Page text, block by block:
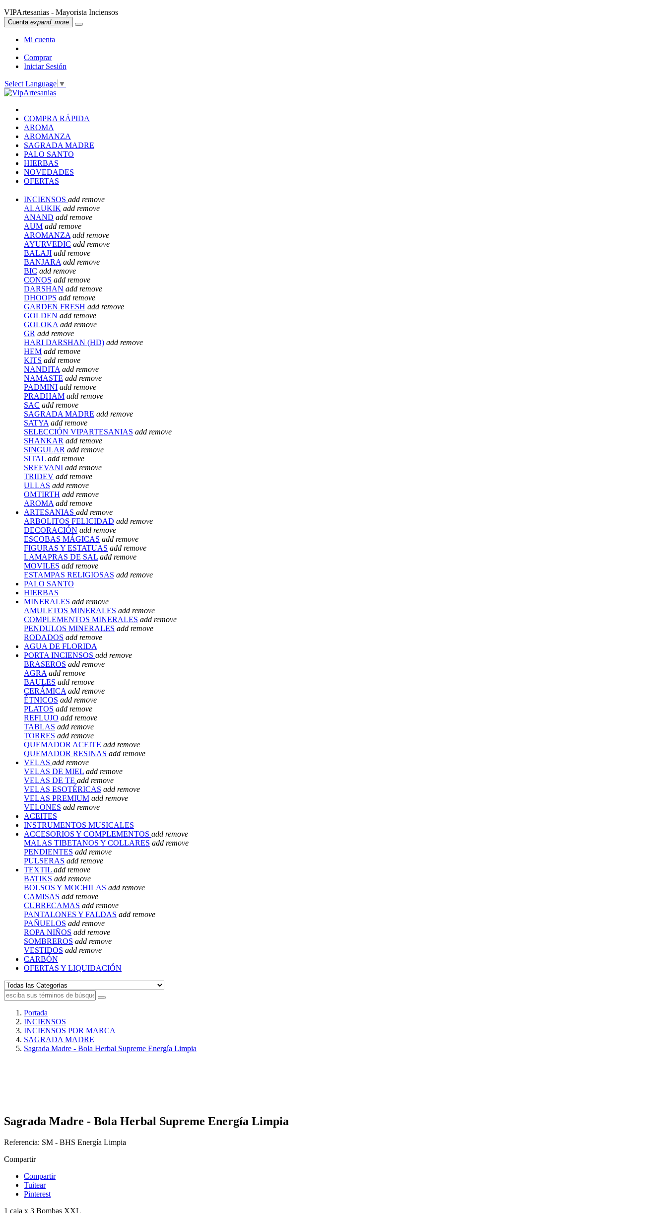
VIPArtesanias - Mayorista Inciensos
Cuenta expand_more
Mi cuenta
Comprar
Iniciar Sesión
Select Language ▼
COMPRA RÁPIDA
AROMA
AROMANZA
SAGRADA MADRE
PALO SANTO
HIERBAS
NOVEDADES
OFERTAS
INCIENSOS add remove
ALAUKIK add remove
ANAND add remove
AUM add remove
AROMANZA add remove
AYURVEDIC add remove
BALAJI add remove
BANJARA add remove
BIC add remove
CONOS add remove
DARSHAN add remove
DHOOPS add remove
GARDEN FRESH add remove
GOLDEN add remove
GOLOKA add remove
GR add remove
HARI DARSHAN (HD) add remove
HEM add remove
KITS add remove
NANDITA add remove
NAMASTE add remove
PADMINI add remove
PRADHAM add remove
SAC add remove
SAGRADA MADRE add remove
SATYA add remove
SELECCIÓN VIPARTESANIAS add remove
SHANKAR add remove
SINGULAR add remove
SITAL add remove
SREEVANI add remove
TRIDEV add remove
ULLAS add remove
OMTIRTH add remove
AROMA add remove
ARTESANIAS add remove
ARBOLITOS FELICIDAD add remove
DECORACIÓN add remove
ESCOBAS MÁGICAS add remove
FIGURAS Y ESTATUAS add remove
LAMAPRAS DE SAL add remove
MOVILES add remove
ESTAMPAS RELIGIOSAS add remove
PALO SANTO
HIERBAS
MINERALES add remove
AMULETOS MINERALES add remove
COMPLEMENTOS MINERALES add remove
PENDULOS MINERALES add remove
RODADOS add remove
AGUA DE FLORIDA
PORTA INCIENSOS add remove
BRASEROS add remove
AGRA add remove
BAULES add remove
CERÁMICA add remove
ÉTNICOS add remove
PLATOS add remove
REFLUJO add remove
TABLAS add remove
TORRES add remove
QUEMADOR ACEITE add remove
QUEMADOR RESINAS add remove
VELAS add remove
VELAS DE MIEL add remove
VELAS DE TE add remove
VELAS ESOTÉRICAS add remove
VELAS PREMIUM add remove
VELONES add remove
ACEITES
INSTRUMENTOS MUSICALES
ACCESORIOS Y COMPLEMENTOS add remove
MALAS TIBETANOS Y COLLARES add remove
PENDIENTES add remove
PULSERAS add remove
TEXTIL add remove
BATIKS add remove
BOLSOS Y MOCHILAS add remove
CAMISAS add remove
CUBRECAMAS add remove
PANTALONES Y FALDAS add remove
PAÑUELOS add remove
ROPA NIÑOS add remove
SOMBREROS add remove
VESTIDOS add remove
CARBÓN
OFERTAS Y LIQUIDACIÓN
Portada
INCIENSOS
INCIENSOS POR MARCA
SAGRADA MADRE
Sagrada Madre - Bola Herbal Supreme Energía Limpia
Sagrada Madre - Bola Herbal Supreme Energía Limpia
Referencia: SM - BHS Energía Limpia
Compartir
Compartir
Tuitear
Pinterest
1 caja x 3 Bombas XXL